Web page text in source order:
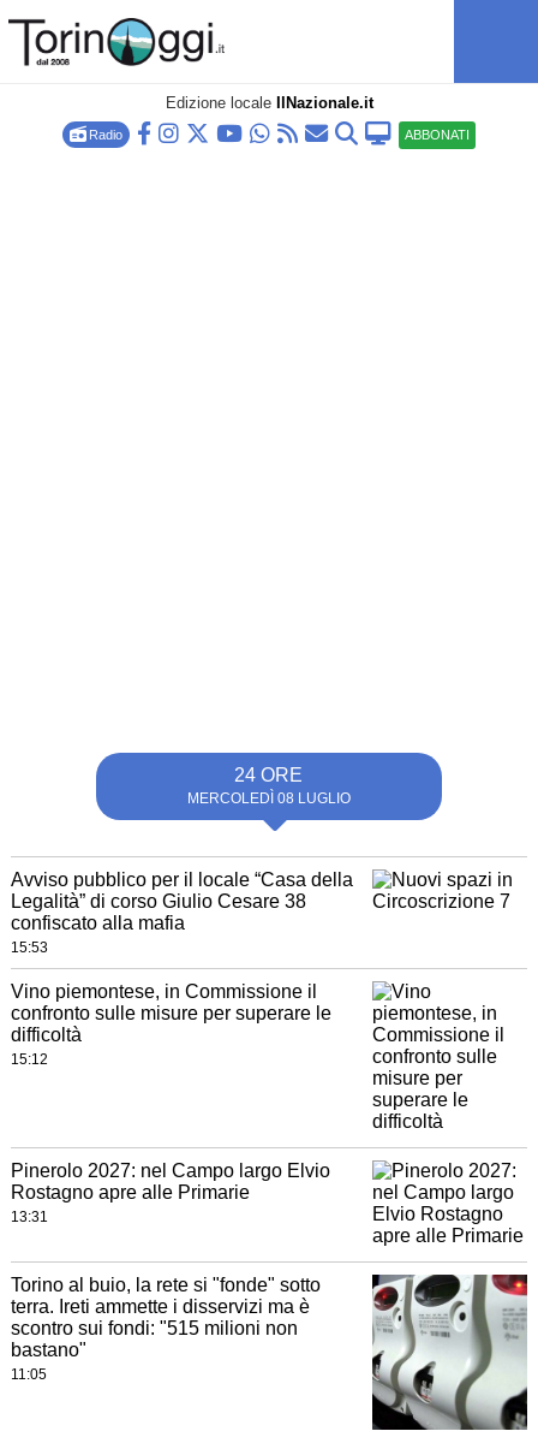
Edizione locale IlNazionale.it
Radio ABBONATI
24 ORE
MERCOLEDÌ 08 LUGLIO
Avviso pubblico per il locale “Casa della
Legalità” di corso Giulio Cesare 38
confiscato alla mafia
15:53
Vino piemontese, in Commissione il
confronto sulle misure per superare le
difficoltà
15:12
Pinerolo 2027: nel Campo largo Elvio
Rostagno apre alle Primarie
13:31
Torino al buio, la rete si "fonde" sotto
terra. Ireti ammette i disservizi ma è
scontro sui fondi: "515 milioni non
bastano"
11:05